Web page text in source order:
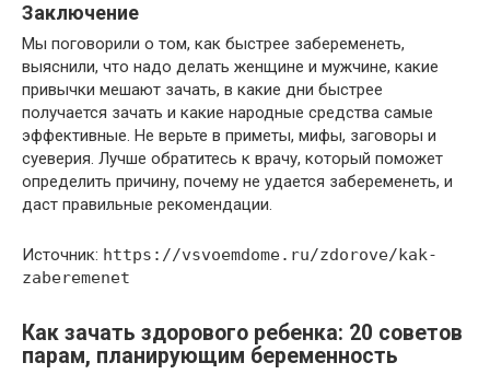
Заключение
Мы поговорили о том, как быстрее забеременеть,
выяснили, что надо делать женщине и мужчине, какие
привычки мешают зачать, в какие дни быстрее
получается зачать и какие народные средства самые
эффективные. Не верьте в приметы, мифы, заговоры и
суеверия. Лучше обратитесь к врачу, который поможет
определить причину, почему не удается забеременеть, и
даст правильные рекомендации.
Источник: https://vsvoemdome.ru/zdorove/kak-
zaberemenet
Как зачать здорового ребенка: 20 советов
парам, планирующим беременность